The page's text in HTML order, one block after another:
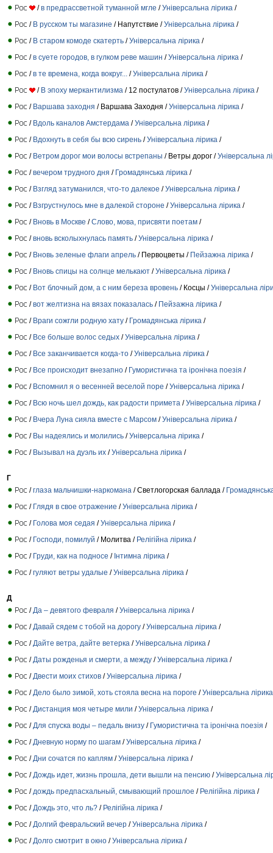
/в предрассветной туманной мгле /Універсальна лірика /
/ В русском ты магазине / Напутствие /Універсальна лірика /
/ В старом комоде скатерть /Універсальна лірика /
/в суете городов, в гулком реве машин /Універсальна лірика /
/в те времена, когда вокруг... /Універсальна лірика /
/ В эпоху меркантилизма / 12 постулатов /Універсальна лірика /
/ Варшава заходня / Варшава Заходня /Універсальна лірика /
/ Вдоль каналов Амстердама /Універсальна лірика /
/ Вдохнуть в себя бы всю сирень /Універсальна лірика /
/ Ветром дорог мои волосы встрепаны / Ветры дорог /Універсальна
/вечером трудного дня / Громадянська лірика /
/ Взгляд затуманился, что-то далекое /Універсальна лірика /
/ Взгрустнулось мне в далекой стороне /Універсальна лірика /
/ Вновь в Москве /Слово, мова, присвяти поетам /
/вновь всколыхнулась память /Універсальна лірика /
/ Вновь зеленые флаги апрель / Первоцветы / Пейзажна лірика /
/ Вновь спицы на солнце мелькают /Універсальна лірика /
/ Вот блочный дом, а с ним береза вровень / Косцы /Універсальна
/вот желтизна на вязах показалась / Пейзажна лірика /
/ Враги сожгли родную хату / Громадянська лірика /
/ Все больше волос седых /Універсальна лірика /
/ Все заканчивается когда-то /Універсальна лірика /
/ Все происходит внезапно / Гумористична та іронічна поезія /
/ Вспомнил я о весенней веселой поре /Універсальна лірика /
/ Всю ночь шел дождь, как радости примета /Універсальна лірика /
/ Вчера Луна сияла вместе с Марсом /Універсальна лірика /
/ Вы надеялись и молились /Універсальна лірика /
/ Вызывал на дуэль их /Універсальна лірика /
Г
/глаза мальчишки-наркомана / Светлогорская баллада /
/ Глядя в свое отражение /Універсальна лірика /
/ Голова моя седая /Універсальна лірика /
/ Господи, помилуй / Молитва / Релігійна лірика /
/ Груди, как на подносе / Інтимна лірика /
/гуляют ветры удалые /Універсальна лірика /
Д
/ Да – девятого февраля /Універсальна лірика /
/ Давай сядем с тобой на дорогу /Універсальна лірика /
/ Дайте ветра, дайте ветерка /Універсальна лірика /
/ Даты рожденья и смерти, а между /Універсальна лірика /
/ Двести моих стихов /Універсальна лірика /
/ Дело было зимой, хоть стояла весна на пороге /Універсальна лірика
/ Дистанция моя четыре мили /Універсальна лірика /
/ Для спуска воды – педаль внизу / Гумористична та іронічна поезія /
/ Дневную норму по шагам /Універсальна лірика /
/ Дни сочатся по каплям /Універсальна лірика /
/ Дождь идет, жизнь прошла, дети вышли на пенсию /Універсальна
/ дождь предпасхальный, смывающий прошлое / Релігійна лірика /
/ Дождь это, что ль? / Релігійна лірика /
/ Долгий февральский вечер /Універсальна лірика /
/ Долго смотрит в окно /Універсальна лірика /